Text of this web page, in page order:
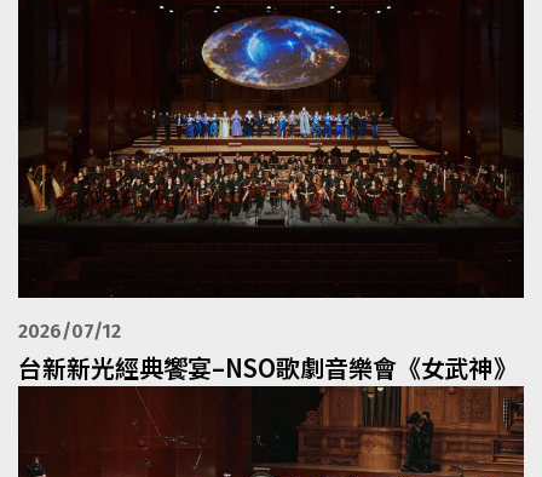
2026/07/12
台新新光經典饗宴–NSO歌劇音樂會《女武神》